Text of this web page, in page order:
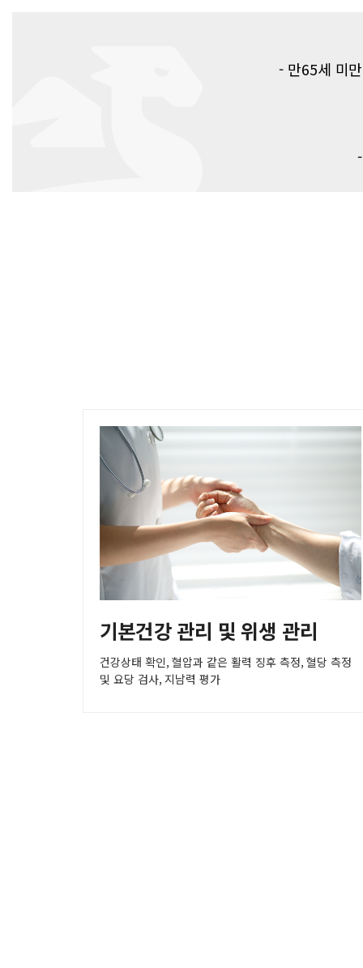
- 만65세 미
기본건강 관리 및 위생 관리
건강상태 확인, 혈압과 같은 활력 징후 측정, 혈당 측정
및 요당 검사, 지남력 평가